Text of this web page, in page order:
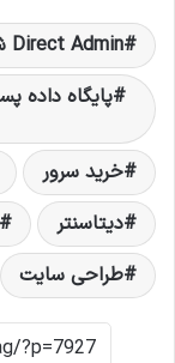
Direct Admin شرکت ویستا
خرید سرور
دیتاسنتر
طراحی سایت